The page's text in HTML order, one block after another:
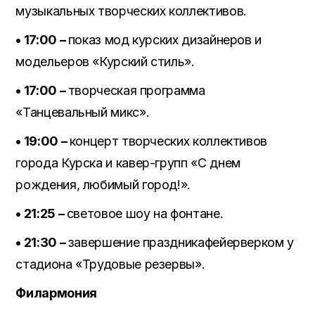
музыкальных творческих коллективов.
• 17:00 –показ мод курских дизайнеров и
модельеров «Курский стиль».
• 17:00 –творческая программа
«Танцевальный микс».
• 19:00 –концерт творческих коллективов
города Курска и кавер-групп «С днем
рождения, любимый город!».
• 21:25 –световое шоу на фонтане.
• 21:30 –завершение праздникафейерверком у
стадиона «Трудовые резервы».
Филармония